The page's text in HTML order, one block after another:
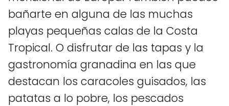
bañarte en alguna de las muchas
playas pequeñas calas de la Costa
Tropical. O disfrutar de las tapas y la
gastronomía granadina en las que
destacan los caracoles guisados, las
patatas a lo pobre, los pescados